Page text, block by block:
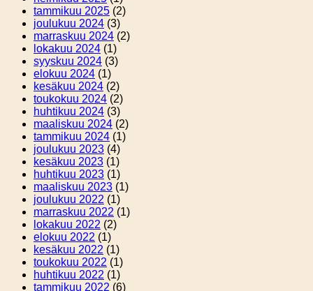
tammikuu 2025 (2)
joulukuu 2024 (3)
marraskuu 2024 (2)
lokakuu 2024 (1)
syyskuu 2024 (3)
elokuu 2024 (1)
kesäkuu 2024 (2)
toukokuu 2024 (2)
huhtikuu 2024 (3)
maaliskuu 2024 (2)
tammikuu 2024 (1)
joulukuu 2023 (4)
kesäkuu 2023 (1)
huhtikuu 2023 (1)
maaliskuu 2023 (1)
joulukuu 2022 (1)
marraskuu 2022 (1)
lokakuu 2022 (2)
elokuu 2022 (1)
kesäkuu 2022 (1)
toukokuu 2022 (1)
huhtikuu 2022 (1)
tammikuu 2022 (6)